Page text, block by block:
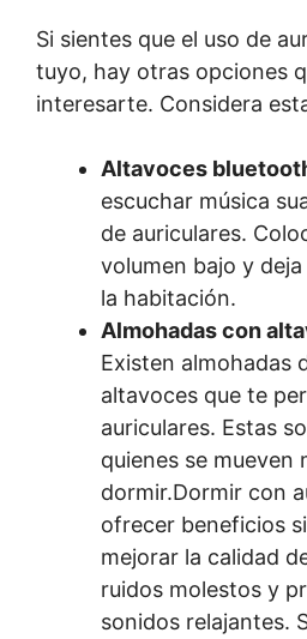
Si sientes que el uso de
tuyo, hay otras opciones
interesarte. Considera
Altavoces
escuchar música
de auriculares.
volumen bajo y
la habitación.
Almohadas con
Existen almohadas
altavoces que te
auriculares. Estas
quienes se mueven
dormir.Dormir con
ofrecer beneficios
mejorar la calidad
ruidos molestos y
sonidos relajantes.